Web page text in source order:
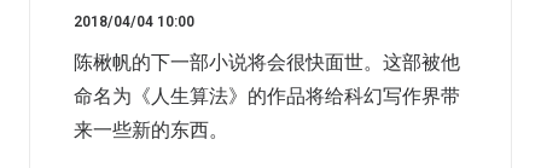
2018/04/04 10:00
陈楸帆的下一部小说将会很快面世。这部被他
命名为《人生算法》的作品将给科幻写作界带
来一些新的东西。